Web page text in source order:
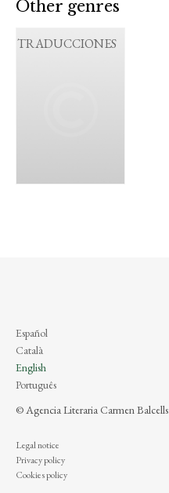
Other genres
TRADUCCIONES
Español
Català
English
Português
© Agencia Literaria Carmen Balcells
Legal notice
Privacy policy
Cookies policy